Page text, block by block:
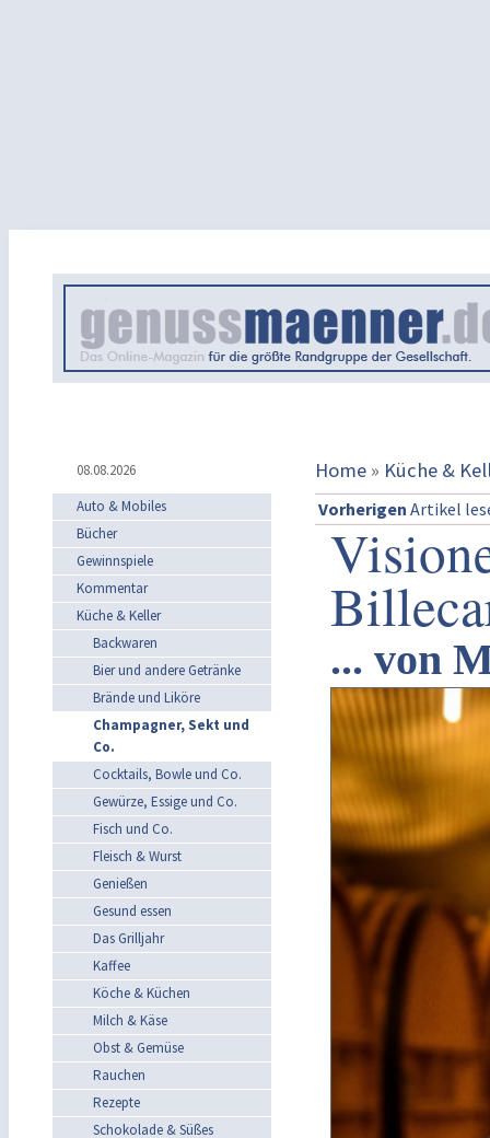
08.08.2026 Home » Küche &
Auto & Mobiles
Bücher
Gewinnspiele
Kommentar
Küche & Keller
Backwaren
Bier und andere Getränke
Brände und Liköre
Champagner, Sekt und
Co.
Cocktails, Bowle und Co.
Gewürze, Essige und Co.
Fisch und Co.
Fleisch & Wurst
Genießen
Gesund essen
Das Grilljahr
Kaffee
Köche & Küchen
Milch & Käse
Obst & Gemüse
Rauchen
Rezepte
Schokolade & Süßes
Vorherigen Artikel
... von